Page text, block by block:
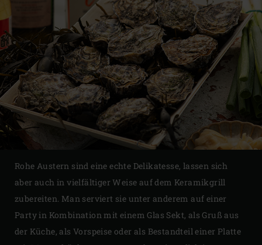
Rohe Austern sind eine echte Delikatesse, lassen sich
aber auch in vielfältiger Weise auf dem Keramikgrill
zubereiten. Man serviert sie unter anderem auf einer
Party in Kombination mit einem Glas Sekt, als Gruß aus
der Küche, als Vorspeise oder als Bestandteil einer Platte